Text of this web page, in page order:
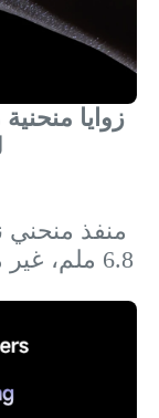
زوايا
منفذ منحني
6.8 ملم، غير مرئي تقريبًا للعب بسلاسة